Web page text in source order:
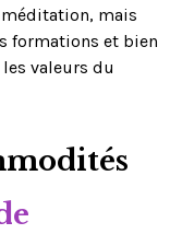
méditation, mais
formations et bien
valeurs du